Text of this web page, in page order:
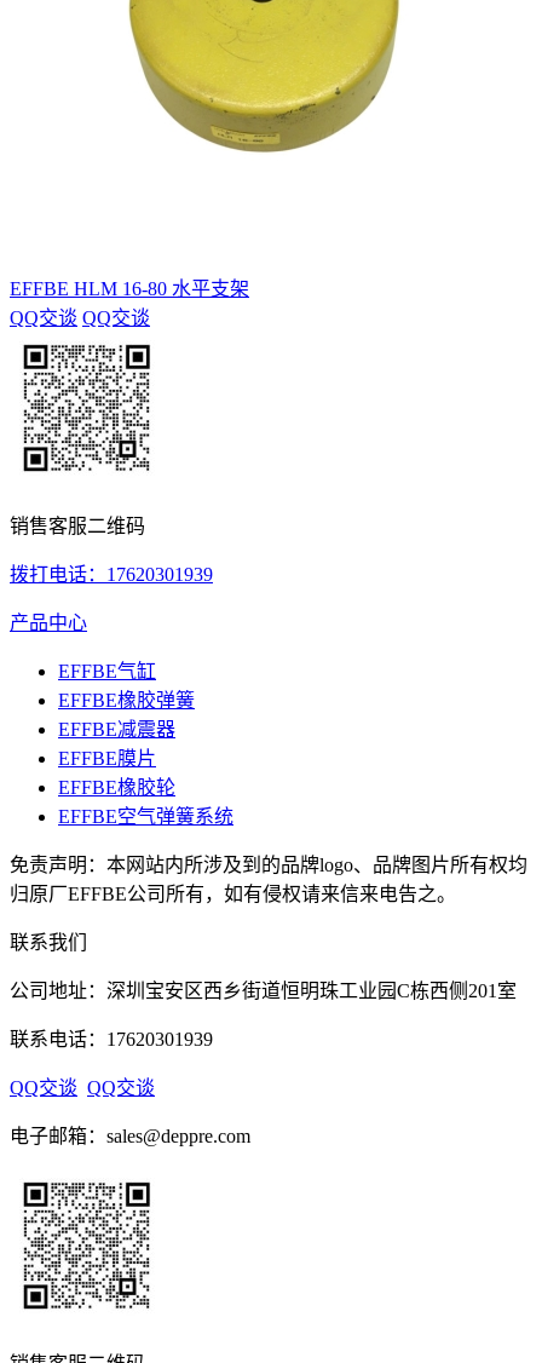
EFFBE HLM 16-80 水平支架
QQ交谈 QQ交谈
销售客服二维码
拨打电话：17620301939
产品中心
EFFBE气缸
EFFBE橡胶弹簧
EFFBE减震器
EFFBE膜片
EFFBE橡胶轮
EFFBE空气弹簧系统
免责声明：本网站内所涉及到的品牌logo、品牌图片所有权均
归原厂EFFBE公司所有，如有侵权请来信来电告之。
联系我们
公司地址：深圳宝安区西乡街道恒明珠工业园C栋西侧201室
联系电话：17620301939
QQ交谈 QQ交谈
电子邮箱：sales@deppre.com